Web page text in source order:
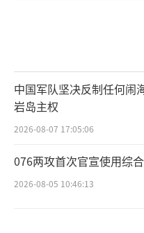
中国军队坚决反制任何闹
岩岛主权
2026-08-07 17:05:06
076两攻首次官宣使用综合
2026-08-05 10:46:13